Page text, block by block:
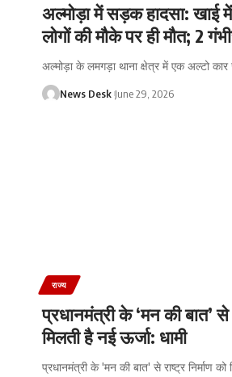
अल्मोड़ा में सड़क हादसा: खाई
लोगों की मौके पर ही मौत; 2
अल्मोड़ा के लमगड़ा थाना क्षेत्र में एक अल्टो कार
News Desk June 29, 2026
राज्य
प्रधानमंत्री के ‘मन की बात’ से
मिलती है नई ऊर्जा: धामी
प्रधानमंत्री के 'मन की बात' से राष्ट्र निर्माण को